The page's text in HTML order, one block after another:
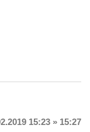
15:23 » 15:27